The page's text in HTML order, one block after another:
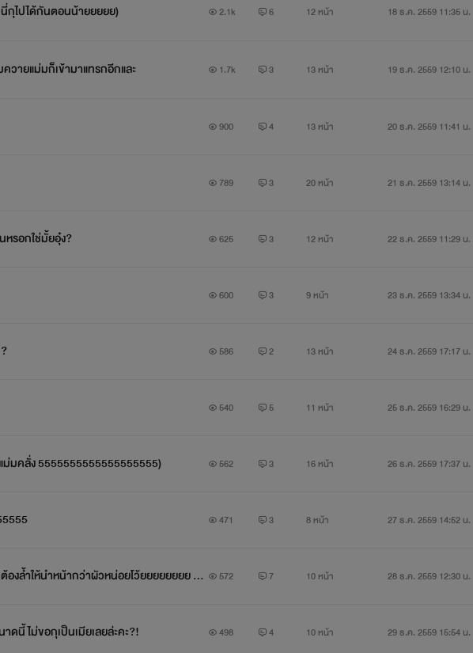
ปล. นิยายเรื่องนี้ไม่เหมาะสำหรับคนสุภาพนะคะ
ปล2. ช่วงนี้ไรท์อาจจะเบลอๆ ไปบ้างนะคะ
แต่งๆ ไปเองแล้วอินซะเองค่ะ
กุไปได้กันตอนน้ายยยยย) 2.1k 6 12 หน้า 18 ธ.ค. 2559 11:35 น.
วายแม่มก็เข้ามาแทรกอีกและ 1.7k 3 13 หน้า 19 ธ.ค. 2559 12:10 น.
900 4 13 หน้า 20 ธ.ค. 2559 11:41 น.
789 3 20 หน้า 21 ธ.ค. 2559 13:14 น.
หรอกใช่มั้ยอุ๋ง? 625 3 12 หน้า 22 ธ.ค. 2559 11:29 น.
600 3 9 หน้า 23 ธ.ค. 2559 13:34 น.
586 2 13 หน้า 24 ธ.ค. 2559 17:17 น.
540 5 11 หน้า 25 ธ.ค. 2559 16:29 น.
แม่มคลั่ง 5555555555555555555) 562 3 16 หน้า 26 ธ.ค. 2559 17:37 น.
471 3 8 หน้า 27 ธ.ค. 2559 14:52 น.
งล้ำให้นำหน้ากว่าผัวหน่อยโว้ยยยยยยยย กร๊
572 7 10 หน้า 28 ธ.ค. 2559 12:30 น.
นี้ ไม่ขอกุเป็นเมียเลยล่ะคะ?! 498 4 10 หน้า 29 ธ.ค. 2559 15:54 น.